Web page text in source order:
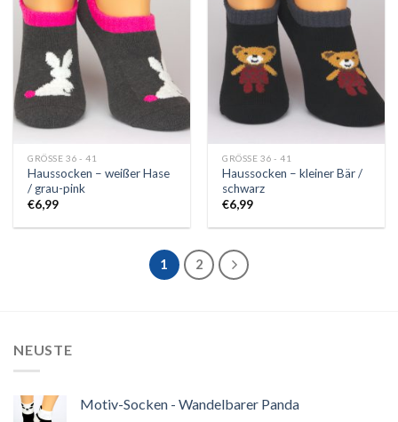
Wunschliste
GRÖSSE 36 - 41
Haussocken – weißer Hase
/ grau-pink
€6,99
die
Wunschliste
GRÖSSE 36 - 41
Haussocken – kleiner Bär /
schwarz
€6,99
1 2
NEUSTE
Motiv-Socken - Wandelbarer Panda